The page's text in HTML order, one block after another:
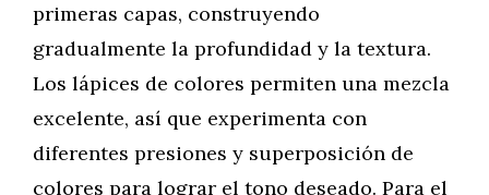
primeras capas, construyendo
gradualmente la profundidad y la textura.
Los lápices de colores permiten una mezcla
excelente, así que experimenta con
diferentes presiones y superposición de
colores para lograr el tono deseado. Para el